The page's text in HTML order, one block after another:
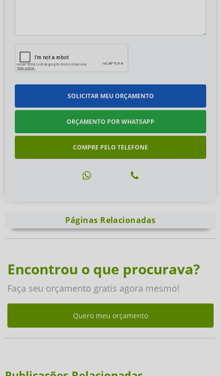
SOLICITAR MEU ORÇAMENTO
ORÇAMENTO POR WHATSAPP
COMPRE PELO TELEFONE
Páginas Relacionadas
Encontrou o que procurava?
Faça seu orçamento gratis agora mesmo!
Quero meu orçamento